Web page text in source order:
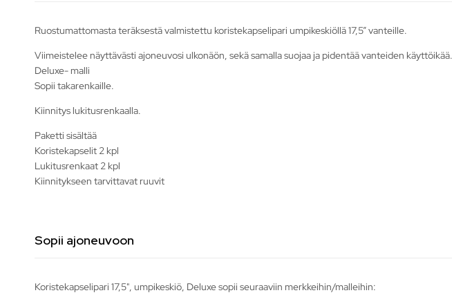
Ruostumattomasta teräksestä valmistettu koristekapselipari umpikeskiöllä 17,5” vanteille.
Viimeistelee näyttävästi ajoneuvosi ulkonäön, sekä samalla suojaa ja pidentää vanteiden käyttöikää.
Deluxe- malli
Sopii takarenkaille.
Kiinnitys lukitusrenkaalla.
Paketti sisältää
Koristekapselit 2 kpl
Lukitusrenkaat 2 kpl
Kiinnitykseen tarvittavat ruuvit
Sopii ajoneuvoon
Koristekapselipari 17,5", umpikeskiö, Deluxe sopii seuraaviin merkkeihin/malleihin: